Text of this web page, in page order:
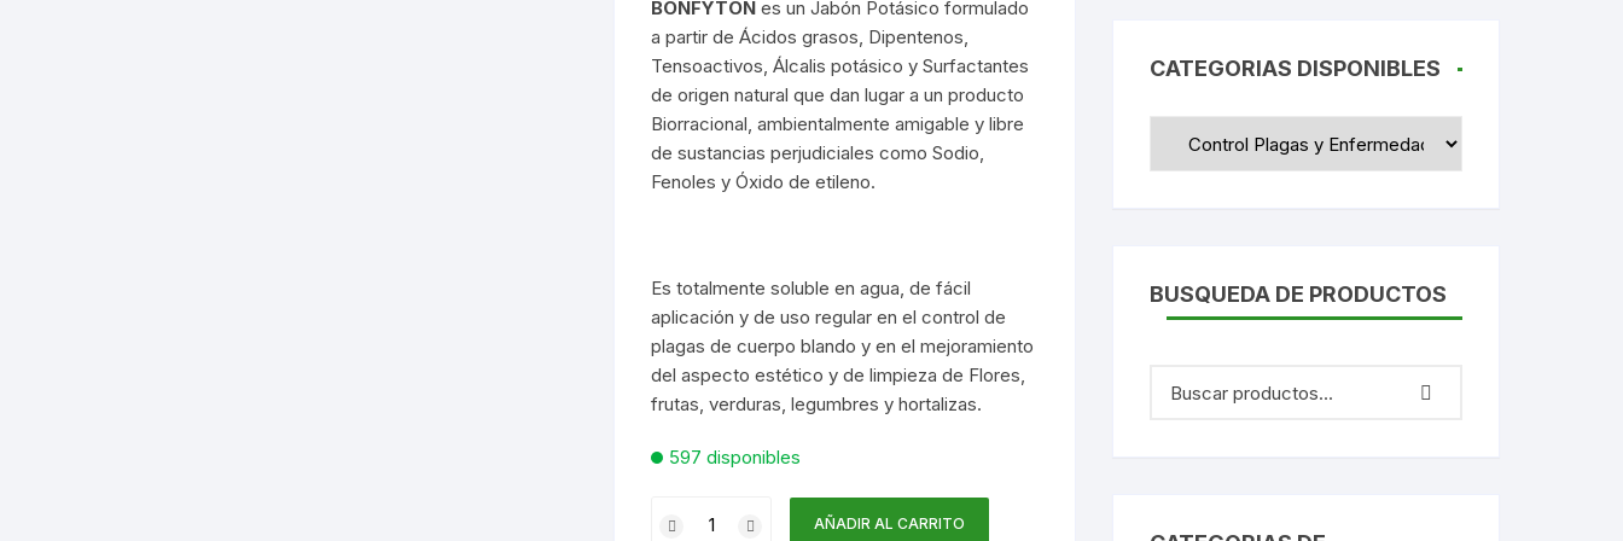
transitorios
Florales
Silvícolas
Suculentas
Problemas del Suelo
Postcosecha
Enfermedades de Ramas y
Tallos
Hongos y Enfermedades del
Follaje
Desinfección Suelos y
Sustratos
Controladores y
Temporizadores
Enraízamiento
Germinación
Desinfección
Nutrición
Sanidad
Otros
Irrigación
Jardinería
Labranza
Medición
Poda
Transporte
Accesorios
Bandejas
Contenedores
Control Plagas y
Enfermedades
Esponjas y Espumas Cultivo
Desinfectantes
Enfermedades de Troncos y
Ramas
Hongos y Bacterias del Suelo
Plagas del Follaje
Árboles y Arbustos
Ornamentales
Cannabis Medicinal
Huerto Urbano y Jardín
Abonos Orgánicos
Elementos Simples
Fertilizantes Edáficos
Fertilzantes Hidrosolubles
Antiheladas
Aspersión
Bombas
Aromáticas
Césped
Medios de Cultivo
Tratamiento de Aguas Consumo Agrícola
BONFYTON es un Jabón Potásico formulado
a partir de Ácidos grasos, Dipentenos,
Tensoactivos, Álcalis potásico y Surfactantes
de origen natural que dan lugar a un producto
Biorracional, ambientalmente amigable y libre
de sustancias perjudiciales como Sodio,
Fenoles y Óxido de etileno.
Es totalmente soluble en agua, de fácil
aplicación y de uso regular en el control de
plagas de cuerpo blando y en el mejoramiento
del aspecto estético y de limpieza de Flores,
frutas, verduras, legumbres y hortalizas.
597 disponibles
AÑADIR AL CARRITO
CATEGORIAS DISPONIBLES
BUSQUEDA DE PRODUCTOS